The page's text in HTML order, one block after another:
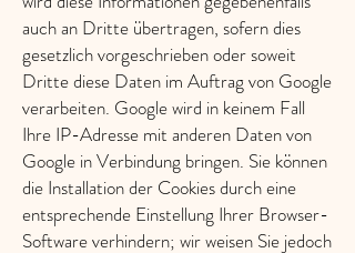
auch an Dritte übertragen, sofern dies
gesetzlich vorgeschrieben oder soweit
Dritte diese Daten im Auftrag von Google
verarbeiten. Google wird in keinem Fall
Ihre IP-Adresse mit anderen Daten von
Google in Verbindung bringen. Sie können
die Installation der Cookies durch eine
entsprechende Einstellung Ihrer Browser-
Software verhindern; wir weisen Sie jedoch